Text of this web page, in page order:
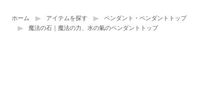
ホーム アイテムを探す
ペンダント・ペンダントトップ
魔法の石｜魔法の力、水の氣のペンダントトップ